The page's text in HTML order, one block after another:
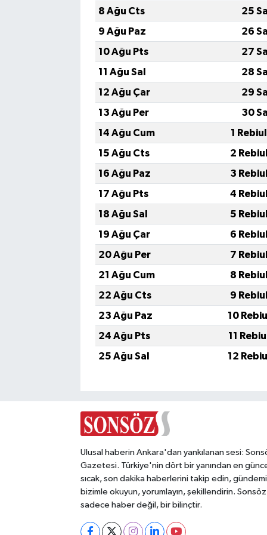
8 Ağu Cts
25
9 Ağu Paz
26
10 Ağu Pts
27
11 Ağu Sal
28
12 Ağu Çar
29
13 Ağu Per
30
14 Ağu Cum
1
15 Ağu Cts
2
16 Ağu Paz
3
17 Ağu Pts
4
18 Ağu Sal
5
19 Ağu Çar
6
20 Ağu Per
7
21 Ağu Cum
8
22 Ağu Cts
9
23 Ağu Paz
10
24 Ağu Pts
11
25 Ağu Sal
12
Ulusal haberin Ankara'dan yankılanan sesi:
Gazetesi. Türkiye'nin dört bir yanından en
sıcak, son dakika haberlerini takip edin, gündemi
bizimle okuyun, yorumlayın, şekillendirin.
sadece haber değil, bir bilinçtir.